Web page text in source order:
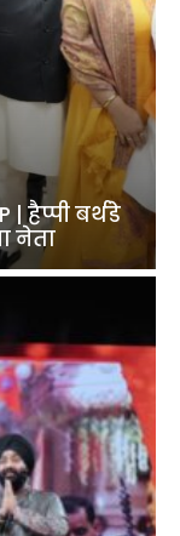
हैप्पी बर्थडे
नेता